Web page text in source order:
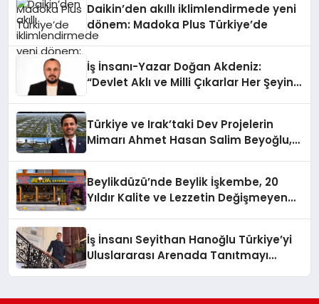
Daikin’den akıllı iklimlendirmede yeni
dönem: Madoka Plus Türkiye’de
İş İnsanı-Yazar Doğan Akdeniz:
“Devlet Aklı ve Milli Çıkarlar Her Şeyin
Türkiye ve Irak’taki Dev Projelerin
Mimarı Ahmet Hasan Salim Beyoğlu,
Hayata Geçirecek
Beylikdüzü’nde Beylik İşkembe, 20
Yıldır Kalite ve Lezzetin Değişmeyen
İş İnsanı Seyithan Hanoğlu Türkiye’yi
Uluslararası Arenada Tanıtmayı